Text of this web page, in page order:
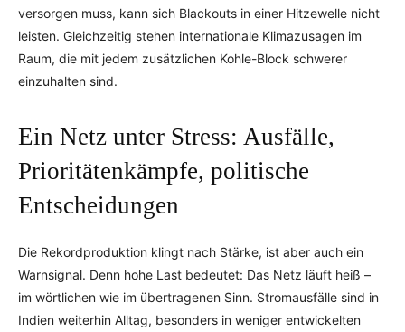
versorgen muss, kann sich Blackouts in einer Hitzewelle nicht
leisten. Gleichzeitig stehen internationale Klimazusagen im
Raum, die mit jedem zusätzlichen Kohle-Block schwerer
einzuhalten sind.
Ein Netz unter Stress: Ausfälle,
Prioritätenkämpfe, politische
Entscheidungen
Die Rekordproduktion klingt nach Stärke, ist aber auch ein
Warnsignal. Denn hohe Last bedeutet: Das Netz läuft heiß –
im wörtlichen wie im übertragenen Sinn. Stromausfälle sind in
Indien weiterhin Alltag, besonders in weniger entwickelten